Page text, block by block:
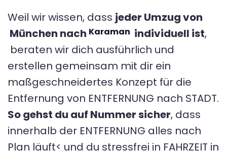
Weil wir wissen, dass jeder Umzug von
München nach Karaman individuell ist,
beraten wir dich ausführlich und
erstellen gemeinsam mit dir ein
maßgeschneidertes Konzept für die
Entfernung von ENTFERNUNG nach STADT.
So gehst du auf Nummer sicher, dass
innerhalb der ENTFERNUNG alles nach
Plan läuft< und du stressfrei in FAHRZEIT in